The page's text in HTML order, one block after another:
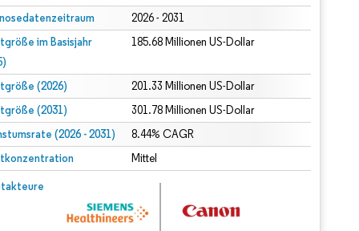
2026 - 2031
im Basisjahr
185.68 Millionen US-Dollar
(2026) 201.33 Millionen US-Dollar
(2031) 301.78 Millionen US-Dollar
(2026 - 2031) 8.44% CAGR
Mittel
Intelligence. Wiederverwendung erfordert Namensnennung gemäß CC BY 4.0.
gemäß CC BY 4.0.